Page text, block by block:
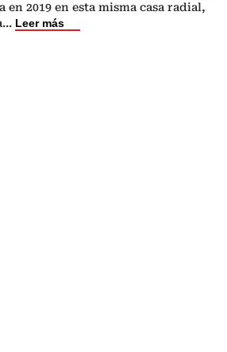
en 2019 en esta misma casa radial,
... Leer más